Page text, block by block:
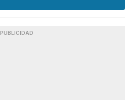
PUBLICIDAD